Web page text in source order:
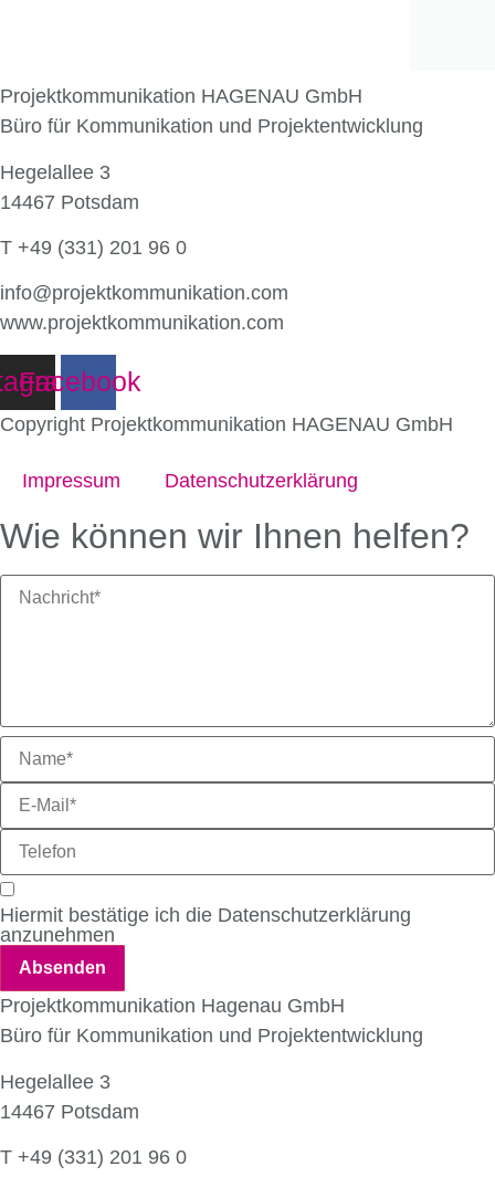
Projektkommunikation HAGENAU GmbH
Büro für Kommunikation und Projektentwicklung
Hegelallee 3
14467 Potsdam
T +49 (331) 201 96 0
info@projektkommunikation.com
www.projektkommunikation.com
Facebook
Copyright Projektkommunikation HAGENAU GmbH
Impressum Datenschutz­erklärung
Wie können wir Ihnen helfen?
Hiermit bestätige ich die Datenschutzerklärung
anzunehmen
Absenden
Projektkommunikation Hagenau GmbH
Büro für Kommunikation und Projektentwicklung
Hegelallee 3
14467 Potsdam
T +49 (331) 201 96 0